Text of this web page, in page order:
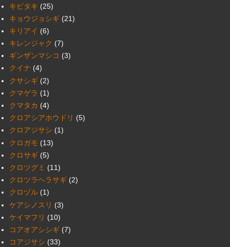
キビタキ (25)
キョウジョシギ (21)
キリアイ (6)
キレンジャク (7)
ギンザンマシコ (3)
クイナ (4)
クサシギ (2)
クマゲラ (1)
クマタカ (4)
クロアシアホウドリ (5)
クロアジサシ (1)
クロガモ (13)
クロサギ (5)
クロツグミ (11)
クロツラヘラサギ (2)
クロヅル (1)
ケアシノスリ (3)
ケイマフリ (10)
コアオアシシギ (7)
コアジサシ (33)